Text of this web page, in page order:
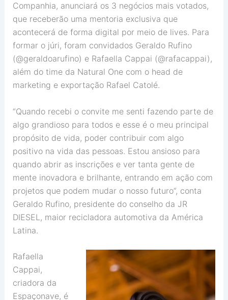
Companhia, anunciará os 3 negócios mais votados,
que receberão uma mentoria exclusiva que
acontecerá de forma digital por meio de lives. Para
formar o júri, foram convidados Geraldo Rufino
(@geraldoarufino) e Rafaella Cappai (@rafacappai),
além do time da Natural One com o head de
marketing e exportação Rafael Catolé.
“Quando recebi o convite me senti fazendo parte de
algo grandioso para todos e esse é o meu principal
propósito de vida, poder contribuir com algo
positivo na vida das pessoas. Estou ansioso para
quando abrir as inscrições e ver tanta gente de
mente inovadora e brilhante, entrando em ação com
projetos que podem mudar o nosso futuro”, conta
Geraldo Rufino, presidente do conselho da JR
DIESEL, maior recicladora automotiva da América
Latina.
Rafaella
Cappai,
criadora da
Espaçonave, é